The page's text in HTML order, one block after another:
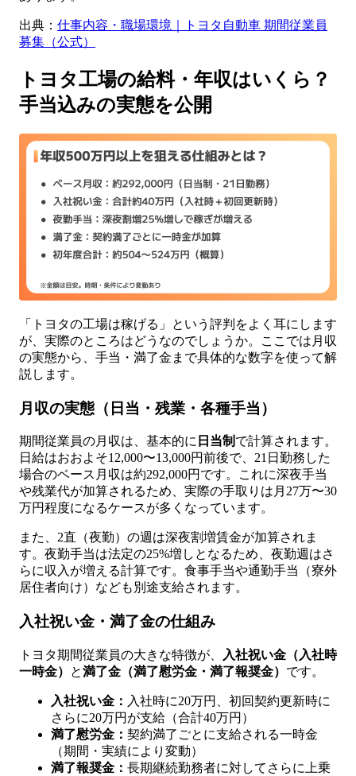
出典： 仕事内容・職場環境｜トヨタ自動車 期間従業員
募集（公式）
トヨタ工場の給料・年収はいくら？
手当込みの実態を公開
「トヨタの工場は稼げる」という評判をよく耳にします
が、実際のところはどうなのでしょうか。ここでは月収
の実態から、手当・満了金まで具体的な数字を使って解
説します。
月収の実態（日当・残業・各種手当）
期間従業員の月収は、基本的に 日当制 で計算されます。
日給はおおよそ12,000〜13,000円前後で、21日勤務した
場合のベース月収は約292,000円です。これに深夜手当
や残業代が加算されるため、実際の手取りは月27万〜30
万円程度になるケースが多くなっています。
また、2直（夜勤）の週は深夜割増賃金が加算されま
す。夜勤手当は法定の25%増しとなるため、夜勤週はさ
らに収入が増える計算です。食事手当や通勤手当（寮外
居住者向け）なども別途支給されます。
入社祝い金・満了金の仕組み
トヨタ期間従業員の大きな特徴が、
入社祝い金（入社時
一時金）
と満了金（満了慰労金・満了報奨金） です。
入社祝い金： 入社時に20万円、初回契約更新時に
さらに20万円が支給（合計40万円）
満了慰労金： 契約満了ごとに支給される一時金
（期間・実績により変動）
満了報奨金： 長期継続勤務者に対してさらに上乗